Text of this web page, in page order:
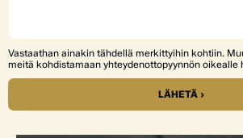
Vastaathan ainakin tähdellä merkittyihin kohtiin.
meitä kohdistamaan yhteydenottopyynnön oikealle
LÄHETÄ ›